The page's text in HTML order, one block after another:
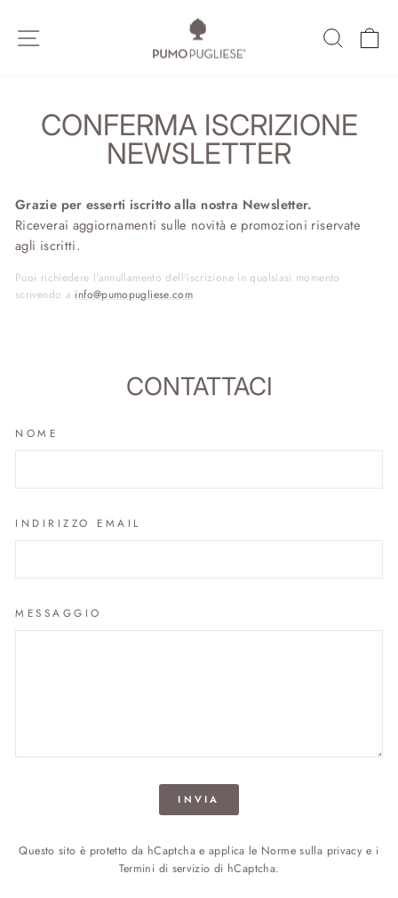
direttamenteNAVIGAZIONE DEL SITO CERCA
CONFERMA ISCRIZIONE
NEWSLETTER
Grazie per esserti iscritto alla nostra Newsletter.
Riceverai aggiornamenti sulle novità e promozioni riservate
agli iscritti.
Puoi richiedere l'annullamento dell'iscrizione in qualsiasi momento
scrivendo a info@pumopugliese.com
CONTATTACI
NOME
INDIRIZZO EMAIL
MESSAGGIO
INVIA
Questo sito è protetto da hCaptcha e applica le Norme sulla privacy e i
Termini di servizio di hCaptcha.